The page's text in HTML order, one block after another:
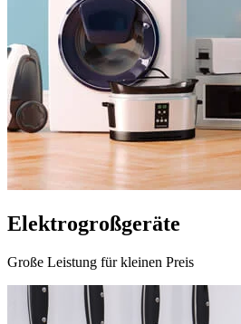
Elektrogroßgeräte
Große Leistung für kleinen Preis